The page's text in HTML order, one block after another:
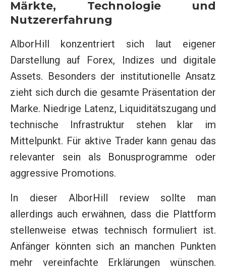
Märkte, Technologie und
Nutzererfahrung
AlborHill konzentriert sich laut eigener
Darstellung auf Forex, Indizes und digitale
Assets. Besonders der institutionelle Ansatz
zieht sich durch die gesamte Präsentation der
Marke. Niedrige Latenz, Liquiditätszugang und
technische Infrastruktur stehen klar im
Mittelpunkt. Für aktive Trader kann genau das
relevanter sein als Bonusprogramme oder
aggressive Promotions.
In dieser AlborHill review sollte man
allerdings auch erwähnen, dass die Plattform
stellenweise etwas technisch formuliert ist.
Anfänger könnten sich an manchen Punkten
mehr vereinfachte Erklärungen wünschen.